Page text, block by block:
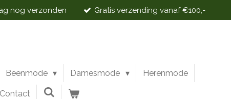
nog verzonden Gratis verzending vanaf €100,-
Beenmode Damesmode Herenmode
Contact